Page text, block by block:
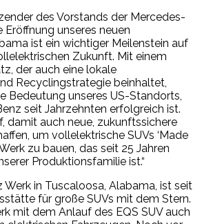
des Vorstands der Mercedes-
Eröffnung unseres neuen
ist ein wichtiger Meilenstein auf
Zukunft. Mit einem
der auch eine lokale
Recyclingstrategie beinhaltet,
Bedeutung unseres US-Standorts,
seit Jahrzehnten erfolgreich ist.
damit auch neue, zukunftssichere
um vollelektrische SUVs ‘Made
zu bauen, das seit 25 Jahren
Produktionsfamilie ist.“
in Tuscaloosa, Alabama, ist seit
für große SUVs mit dem Stern.
mit dem Anlauf des EQS SUV auch